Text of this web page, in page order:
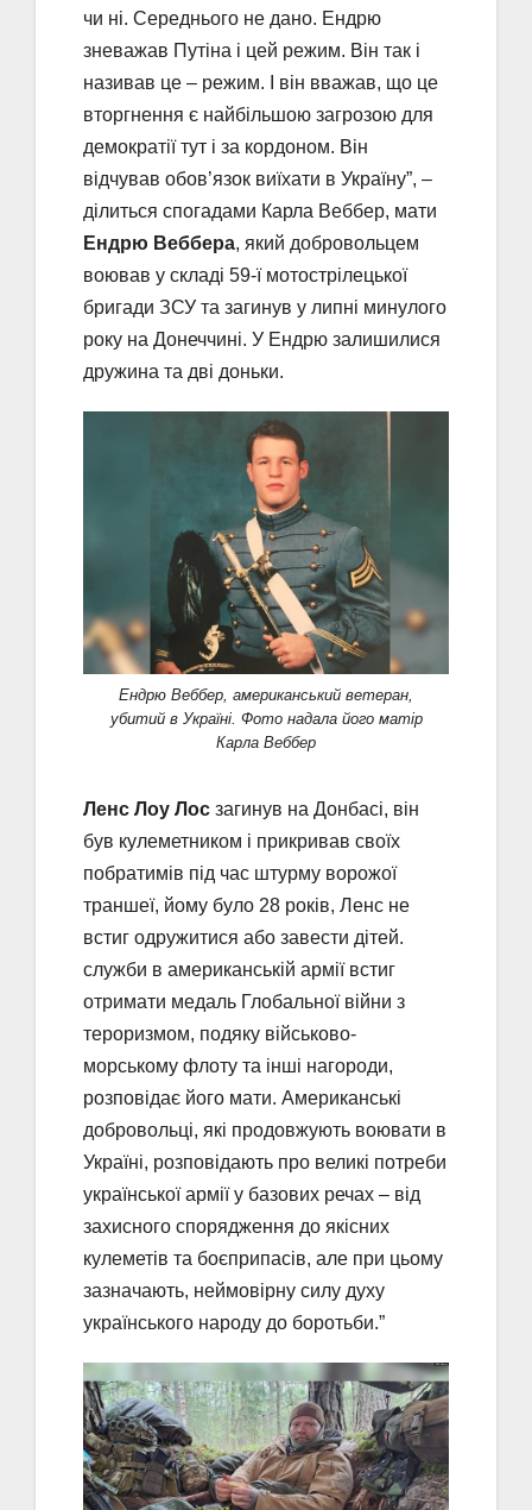
чи ні. Середнього не дано. Ендрю
зневажав Путіна і цей режим. Він так і
називав це – режим. І він вважав, що це
вторгнення є найбільшою загрозою для
демократії тут і за кордоном. Він
відчував обов’язок виїхати в Україну”, –
ділиться спогадами Карла Веббер, мати
Ендрю Веббера, який добровольцем
воював у складі 59-ї мотострілецької
бригади ЗСУ та загинув у липні минулого
року на Донеччині. У Ендрю залишилися
дружина та дві доньки.
Ендрю Веббер, американський ветеран,
убитий в Україні. Фото надала його матір
Карла Веббер
Ленс Лоу Лос загинув на Донбасі, він
був кулеметником і прикривав своїх
побратимів під час штурму ворожої
траншеї, йому було 28 років, Ленс не
встиг одружитися або завести дітей.
служби в американській армії встиг
отримати медаль Глобальної війни з
тероризмом, подяку військово-
морському флоту та інші нагороди,
розповідає його мати. Американські
добровольці, які продовжують воювати в
Україні, розповідають про великі потреби
української армії у базових речах – від
захисного спорядження до якісних
кулеметів та боєприпасів, але при цьому
зазначають, неймовірну силу духу
українського народу до боротьби.”